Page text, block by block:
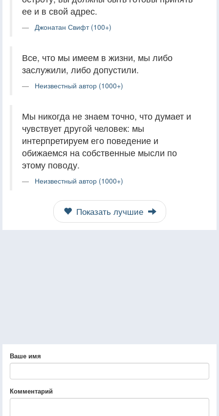
ее и в свой адрес.
Джонатан Свифт (100+)
Все, что мы имеем в жизни, мы либо
заслужили, либо допустили.
Неизвестный автор (1000+)
Мы никогда не знаем точно, что думает и
чувствует другой человек: мы
интерпретируем его поведение и
обижаемся на собственные мысли по
этому поводу.
Неизвестный автор (1000+)
Показать лучшие
Ваше имя
Комментарий